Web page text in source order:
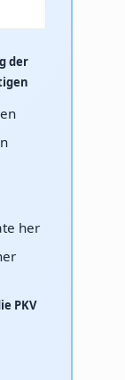
der
her
PKV